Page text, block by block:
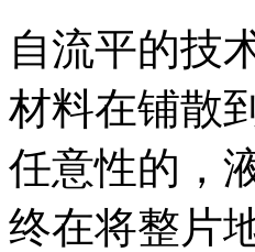
自流平的技
材料在铺散
任意性的，
终在将整片